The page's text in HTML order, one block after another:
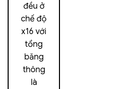
đều ở
chế độ
x16 với
tổng
băng
thông
là